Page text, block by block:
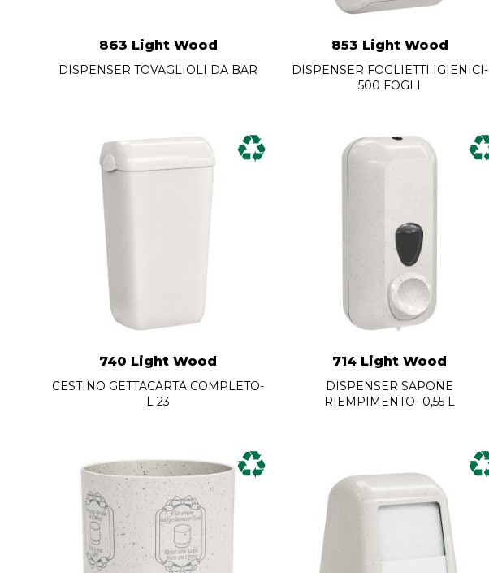
863 Light Wood
DISPENSER TOVAGLIOLI DA BAR
853 Light Wood
DISPENSER FOGLIETTI IGIENICI-
500 FOGLI
740 Light Wood
CESTINO GETTACARTA COMPLETO-
L 23
714 Light Wood
DISPENSER SAPONE
RIEMPIMENTO- 0,55 L